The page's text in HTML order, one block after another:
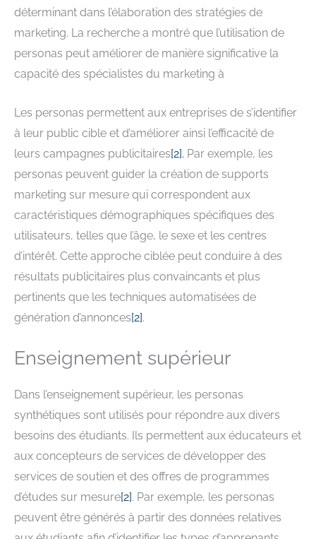
déterminant dans l’élaboration des stratégies de
marketing. La recherche a montré que l’utilisation de
personas peut améliorer de manière significative la
capacité des spécialistes du marketing à
Les personas permettent aux entreprises de s’identifier
à leur public cible et d’améliorer ainsi l’efficacité de
leurs campagnes publicitaires[2]. Par exemple, les
personas peuvent guider la création de supports
marketing sur mesure qui correspondent aux
caractéristiques démographiques spécifiques des
utilisateurs, telles que l’âge, le sexe et les centres
d’intérêt. Cette approche ciblée peut conduire à des
résultats publicitaires plus convaincants et plus
pertinents que les techniques automatisées de
génération d’annonces[2].
Enseignement supérieur
Dans l’enseignement supérieur, les personas
synthétiques sont utilisés pour répondre aux divers
besoins des étudiants. Ils permettent aux éducateurs et
aux concepteurs de services de développer des
services de soutien et des offres de programmes
d’études sur mesure[2]. Par exemple, les personas
peuvent être générés à partir des données relatives